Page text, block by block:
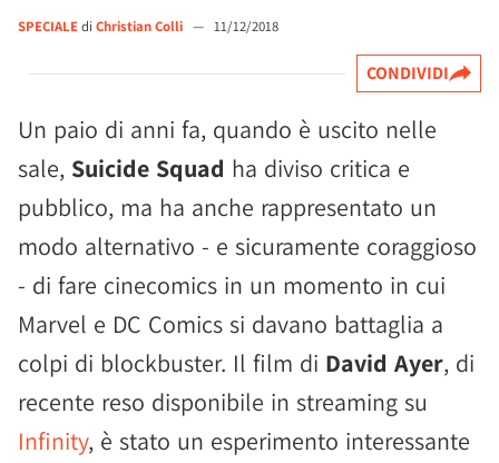
SPECIALEdi Christian Colli — 11/12/2018
CONDIVIDI
Un paio di anni fa, quando è uscito nelle
sale, Suicide Squad ha diviso critica e
pubblico, ma ha anche rappresentato un
modo alternativo - e sicuramente coraggioso
- di fare cinecomics in un momento in cui
Marvel e DC Comics si davano battaglia a
colpi di blockbuster. Il film di David Ayer, di
recente reso disponibile in streaming su
Infinity, è stato un esperimento interessante